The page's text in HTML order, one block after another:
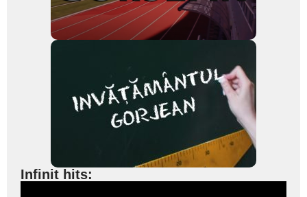
Infinit hits: